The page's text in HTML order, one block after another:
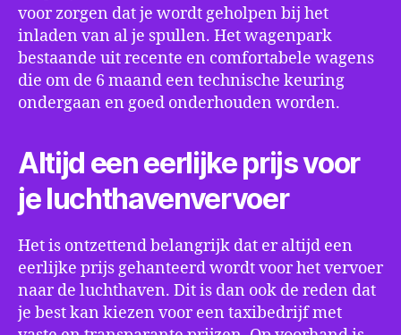
voor zorgen dat je wordt geholpen bij het
inladen van al je spullen. Het wagenpark
bestaande uit recente en comfortabele wagens
die om de 6 maand een technische keuring
ondergaan en goed onderhouden worden.
Altijd een eerlijke prijs voor
je luchthavenvervoer
Het is ontzettend belangrijk dat er altijd een
eerlijke prijs gehanteerd wordt voor het vervoer
naar de luchthaven. Dit is dan ook de reden dat
je best kan kiezen voor een taxibedrijf met